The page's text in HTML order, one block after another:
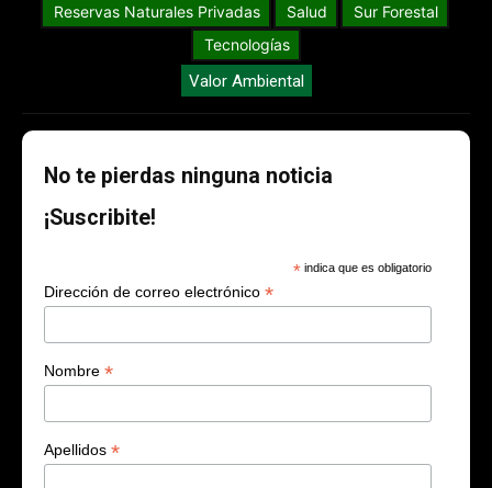
Reservas Naturales Privadas
Salud
Sur Forestal
Tecnologías
Valor Ambiental
No te pierdas ninguna noticia
¡Suscribite!
* indica que es obligatorio
Dirección de correo electrónico *
Nombre *
Apellidos *